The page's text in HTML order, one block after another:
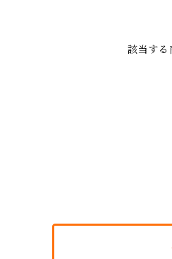
該当する